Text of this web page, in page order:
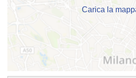
Carica la